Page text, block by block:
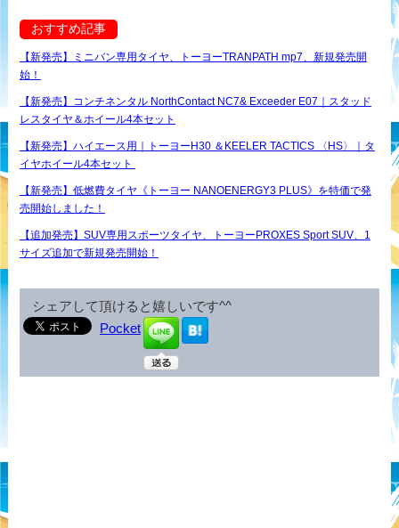
おすすめ記事
【新発売】ミニバン専用タイヤ、トーヨーTRANPATH mp7、新規発売開
始！
【新発売】コンチネンタル NorthContact NC7& Exceeder E07｜スタッド
レスタイヤ＆ホイール4本セット
【新発売】ハイエース用｜トーヨーH30 ＆KEELER TACTICS 〈HS〉｜タ
イヤホイール4本セット
【新発売】低燃費タイヤ《トーヨー NANOENERGY3 PLUS》を特価で発
売開始しました！
【追加発売】SUV専用スポーツタイヤ、トーヨーPROXES Sport SUV、1
サイズ追加で新規発売開始！
シェアして頂けると嬉しいです^^
Pocket